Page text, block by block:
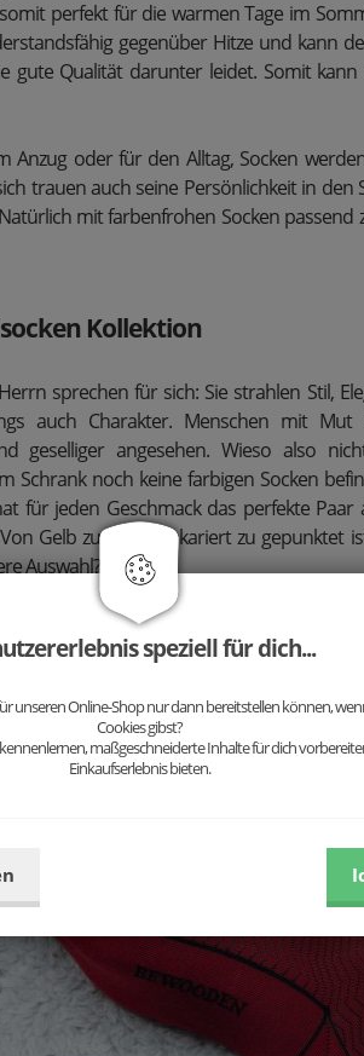
perfekt für die warmen Tage im
gegenüber Hitze und kann
gute Qualität darunter leidet. Somit
Anzug oder für den Alltag, Socken
trauen auch seine Persönlichkeit in den
mit farbenfrohen Socken
Kollektion
sprechen für sich: Sie strahlen Stil,
auch Charakter. Menschen mit
geselliger angesehen. Wieso also
Schrank noch keine farbigen Socken
für jeden Geschmack das perfekte Paar
Gelb zu Rot und kariert zu gepunktet
Auswahl?
kann - Kein Problem! Wir haben auch
werden können. Also
Akzente mit den passenden Socken.
speziell für dich...
unseren Online-Shop nur dann bereitstellen können,
Cookies gibst?
maßgeschneiderte Inhalte für dich
Einkaufserlebnis bieten.